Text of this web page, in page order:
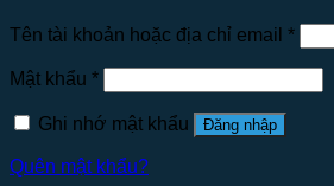
Tên tài khoản hoặc địa chỉ email *
Mật khẩu *
Ghi nhớ mật khẩu Đăng nhập
Quên mật khẩu?